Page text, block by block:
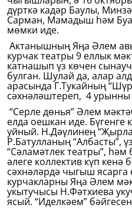
дүрткә кадәр Баулы,
Сарман, Мамадыш һәм Буа
мөмки иде.
Актанышның Яңа Әлем
курчак театры 9 еллык
катнашып үз көчен
булган. Шулай да, алар
арасында Г.Тукайның
сәхнәләштереп, 4 урынны
“Серле дөнья” Әлем
елда оешкан иде. Бүгенге
уйный. Н.Дәүлинең
Р.Батулланың “Албасты”,
“Сәламәтлек театры”,
әлеге коллектив күп кенә
сәхнәләрдә чыгыш ясарга
курчакларны Яңа Әлем
укытучысы Н.Фәтхиева
ясый. “Иделкәем”